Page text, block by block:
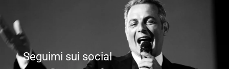
Seguimi sui social